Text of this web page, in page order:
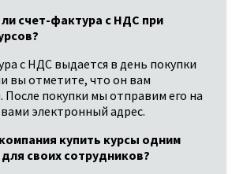
счет-фактура с НДС при
с НДС выдается в день покупки
вы отметите, что он вам
После покупки мы отправим его на
электронный адрес.
купить курсы одним
своих сотрудников?